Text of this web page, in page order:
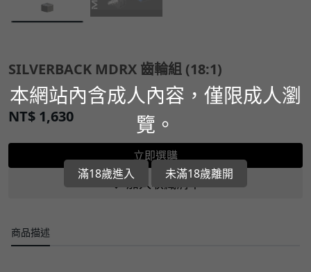
SILVERBACK MDRX 齒輪組 (18:1)
NT$ 1,630
立即選購
加入收藏清單
商品描述
本網站內含成人內容，僅限成人瀏
覽。
滿18歲進入 未滿18歲離開